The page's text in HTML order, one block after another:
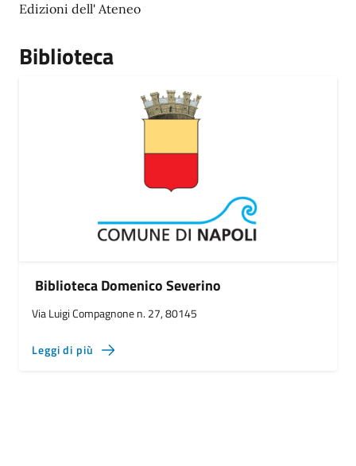
Edizioni dell' Ateneo
Biblioteca
Biblioteca Domenico Severino
Via Luigi Compagnone n. 27, 80145
Leggi di più